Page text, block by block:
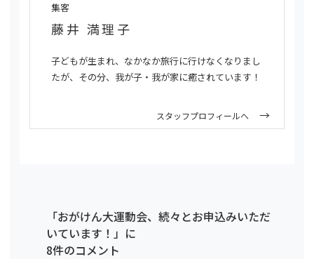
集客
藤井 満理子
子どもが生まれ、なかなか旅行に行けなくなりまし
たが、その分、我が子・我が家に癒されています！
スタッフプロフィールへ
「おがけん大運動会、続々とお申込みいただ
いています！」に
8件のコメント